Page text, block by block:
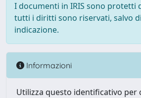
I documenti in IRIS sono protetti
tutti i diritti sono riservati, salvo
indicazione.
Informazioni
Utilizza questo identificativo per